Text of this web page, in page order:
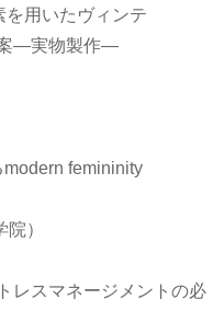
を用いたヴィンテ
案―実物製作―
femininity
）
レスマネージメントの必